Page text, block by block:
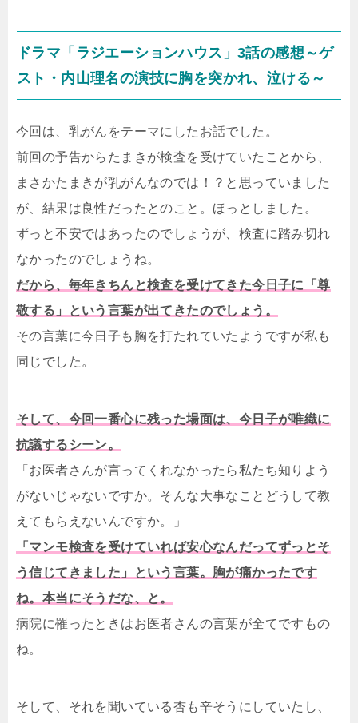
ドラマ「ラジエーションハウス」3話の感想～ゲ
スト・内山理名の演技に胸を突かれ、泣ける～
今回は、乳がんをテーマにしたお話でした。
前回の予告からたまきが検査を受けていたことから、
まさかたまきが乳がんなのでは！？と思っていました
が、結果は良性だったとのこと。ほっとしました。
ずっと不安ではあったのでしょうが、検査に踏み切れ
なかったのでしょうね。
だから、毎年きちんと検査を受けてきた今日子に「尊
敬する」という言葉が出てきたのでしょう。
その言葉に今日子も胸を打たれていたようですが私も
同じでした。
そして、今回一番心に残った場面は、今日子が唯織に
抗議するシーン。
「お医者さんが言ってくれなかったら私たち知りよう
がないじゃないですか。そんな大事なことどうして教
えてもらえないんですか。」
「マンモ検査を受けていれば安心なんだってずっとそ
う信じてきました」という言葉。胸が痛かったです
ね。本当にそうだな、と。
病院に罹ったときはお医者さんの言葉が全てですもの
ね。
そして、それを聞いている杏も辛そうにしていたし、